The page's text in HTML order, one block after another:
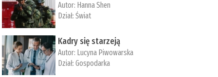
Autor: ­Hanna Shen
Dział:Świat
Kadry się starzeją
Autor: Lucyna Piwowarska
Dział:Gospodarka